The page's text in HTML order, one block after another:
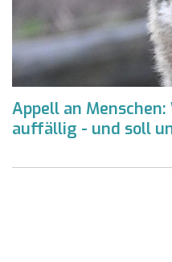
Appell an
auffällig - und soll